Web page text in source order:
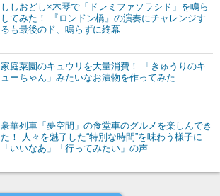
ししおどし×木琴で「ドレミファソラシド」を鳴ら
してみた！ 『ロンドン橋』の演奏にチャレンジす
るも最後のド、鳴らずに終幕
家庭菜園のキュウリを大量消費！ 「きゅうりのキ
ューちゃん」みたいなお漬物を作ってみた
豪華列車「夢空間」の食堂車のグルメを楽しんでき
た！ 人々を魅了した“特別な時間”を味わう様子に
「いいなあ」「行ってみたい」の声